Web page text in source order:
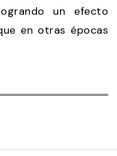
un efecto
en otras épocas